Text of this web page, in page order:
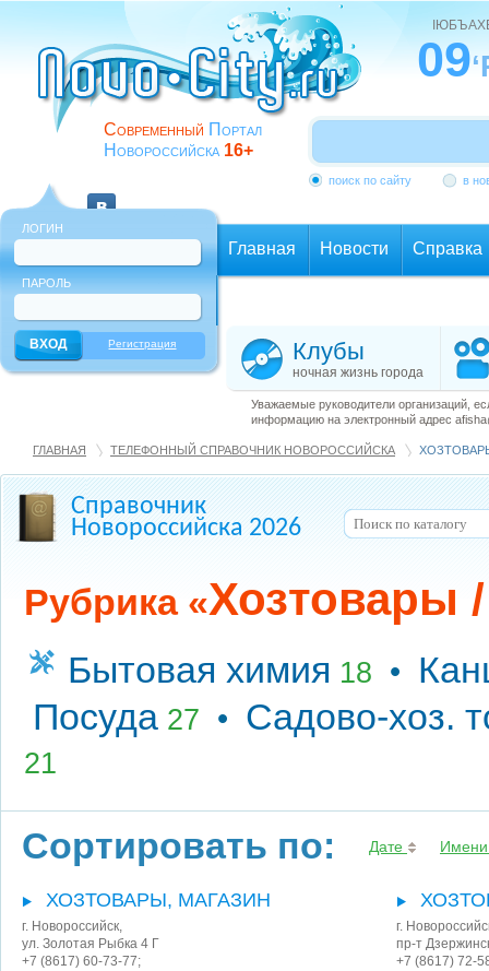
Современный Портал
Новороссийска 16+
09
поиск по сайту в
ЛОГИН
ПАРОЛЬ
Регистрация
Главная Новости Справка
Клубы
ночная жизнь города
Уважаемые руководители организаций,
информацию на электронный адрес
ГЛАВНАЯ ТЕЛЕФОННЫЙ СПРАВОЧНИК НОВОРОССИЙСКА
Справочник
Новороссийска 2026
Рубрика «Хозтовары
Бытовая химия 18 •
Посуда 27 • Садово-хоз.
21
Сортировать по: Дате Имени
ХОЗТОВАРЫ, МАГАЗИН
г. Новороссийск,
ул. Золотая Рыбка 4 Г
+7 (8617) 60-73-77;
г.
пр-т
+7 (8617) 72-